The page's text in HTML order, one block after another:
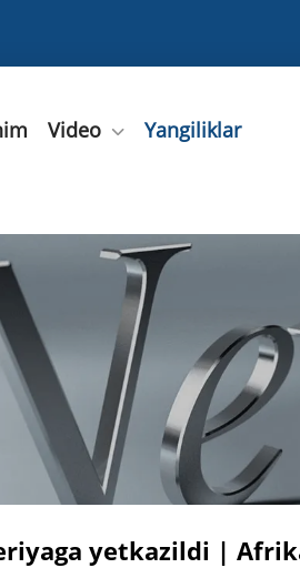
Video
Yangiliklar
yetkazildi |